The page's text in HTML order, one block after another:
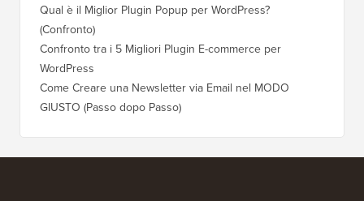
Qual è il Miglior Plugin Popup per WordPress?
(Confronto)
Confronto tra i 5 Migliori Plugin E-commerce per
WordPress
Come Creare una Newsletter via Email nel MODO
GIUSTO (Passo dopo Passo)